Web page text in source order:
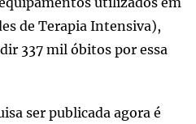
de Terapia Intensiva),
337 mil óbitos por essa
ser publicada agora é